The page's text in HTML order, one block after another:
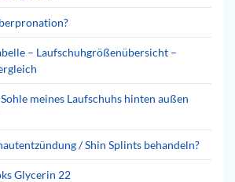
– Laufschuhgrößenübersicht –
meines Laufschuhs hinten außen
/ Shin Splints behandeln?
Glycerin 22